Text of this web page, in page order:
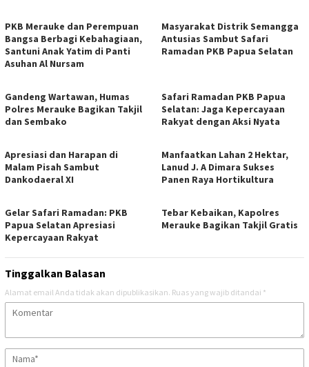
PKB Merauke dan Perempuan
Bangsa Berbagi Kebahagiaan,
Santuni Anak Yatim di Panti
Asuhan Al Nursam
Masyarakat Distrik Semangga
Antusias Sambut Safari
Ramadan PKB Papua Selatan
​Gandeng Wartawan, Humas
Polres Merauke Bagikan Takjil
dan Sembako
Safari Ramadan PKB Papua
Selatan: Jaga Kepercayaan
Rakyat dengan Aksi Nyata
Apresiasi dan Harapan di
Malam Pisah Sambut
Dankodaeral XI
Manfaatkan Lahan 2 Hektar,
Lanud J. A Dimara Sukses
Panen Raya Hortikultura
Gelar Safari Ramadan: PKB
Papua Selatan Apresiasi
Kepercayaan Rakyat
Tebar Kebaikan, Kapolres
Merauke Bagikan Takjil Gratis
Tinggalkan Balasan
Alamat email Anda tidak akan dipublikasikan. Ruas yang wajib ditandai *